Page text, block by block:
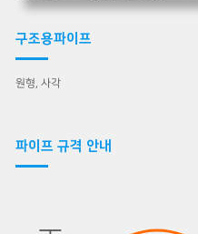
구조용파이프
원형, 사각
파이프 규격 안내